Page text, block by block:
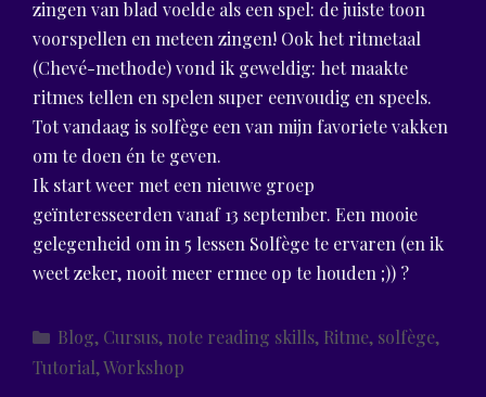
zingen van blad voelde als een spel: de juiste toon
voorspellen en meteen zingen! Ook het ritmetaal
(Chevé-methode) vond ik geweldig: het maakte
ritmes tellen en spelen super eenvoudig en speels.
Tot vandaag is solfège een van mijn favoriete vakken
om te doen én te geven.
Ik start weer met een nieuwe groep
geïnteresseerden vanaf 13 september. Een mooie
gelegenheid om in 5 lessen Solfège te ervaren (en ik
weet zeker, nooit meer ermee op te houden ;)) ?
Categories
Blog, Cursus, note reading skills, Ritme, solfège,
Tutorial,Workshop